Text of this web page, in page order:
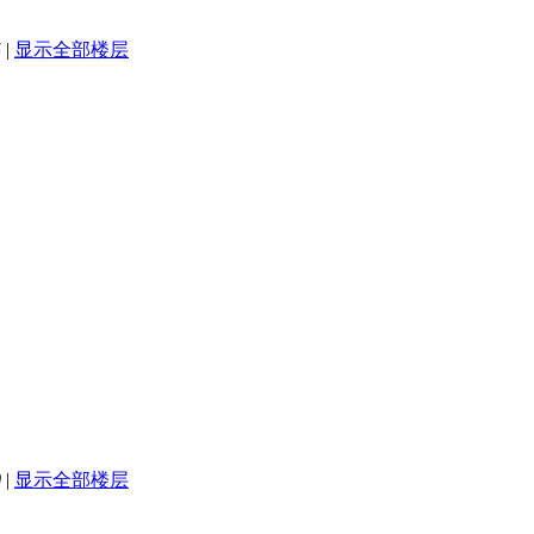
| 显示全部楼层
| 显示全部楼层